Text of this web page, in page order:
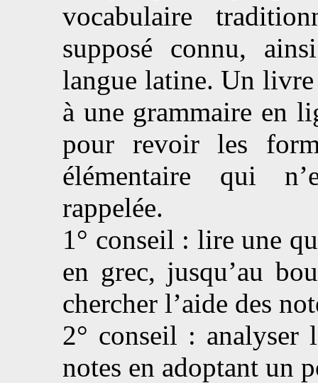
vocabulaire
supposé connu,
langue latine. Un
à une grammaire en
pour revoir les
élémentaire qui
rappelée.
1° conseil : lire une
en grec, jusqu’au
chercher l’aide des
2° conseil : analyser
notes en adoptant un